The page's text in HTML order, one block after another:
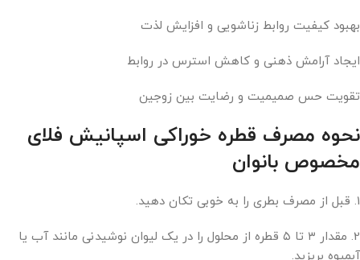
بهبود کیفیت روابط زناشویی و افزایش لذت
ایجاد آرامش ذهنی و کاهش استرس در روابط
تقویت حس صمیمیت و رضایت بین زوجین
نحوه مصرف قطره خوراکی اسپانيش فلای
مخصوص بانوان
1. قبل از مصرف بطری را به‌ خوبی تکان دهید.
2. مقدار ۳ تا ۵ قطره از محلول را در یک لیوان نوشیدنی مانند آب یا
آبمیوه بریزید.